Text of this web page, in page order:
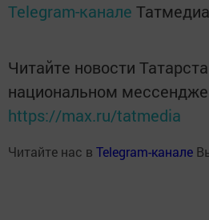
Telegram-канале Татмедиа
Читайте новости
национальном
https://max.ru/tatmedia
Читайте нас в Telegram-канале